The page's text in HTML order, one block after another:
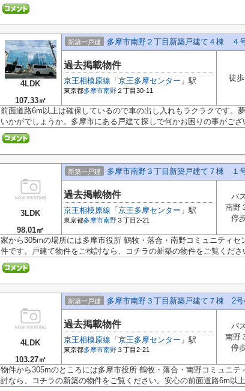
4LDK
107.33㎡
新築一戸建 多摩市南野２丁目新築戸建て４棟 ４
過去掲載物件
京王相模原線 「 京王多摩センター 」駅
東京都多摩市南野 ２丁目30-11
徒
前面道路6m以上は確保しているので車の出し入れもラクラクです。
いかがでしょうか。多摩市にある戸建て探しで何かお困りの事がござ
3LDK
98.01㎡
新築一戸建 多摩市南野３丁目新築戸建て７棟 １
過去掲載物件
京王相模原線 「 京王多摩センター 」駅
東京都多摩市南野３丁目2-21
バ
南野
停
家から305mの場所には多摩市役所 鶴牧・落合・南野コミュニティ
件です。戸建て物件をご検討なら、コチラの新築の物件をご覧くだ
4LDK
103.27㎡
新築一戸建 多摩市南野３丁目新築戸建て７棟 2号
過去掲載物件
京王相模原線 「 京王多摩センター 」駅
東京都多摩市南野３丁目2-21
バ
南野
停
物件から305mのところには多摩市役所 鶴牧・落合・南野コミュニ
討なら、コチラの新築の物件をご覧ください。安心の前面道路6m以